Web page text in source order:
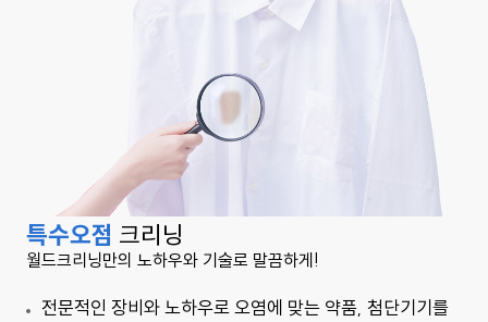
특수오점 크리닝
월드크리닝만의 노하우와 기술로 말끔하게!
전문적인 장비와 노하우로 오염에 맞는 약품, 첨단기기를